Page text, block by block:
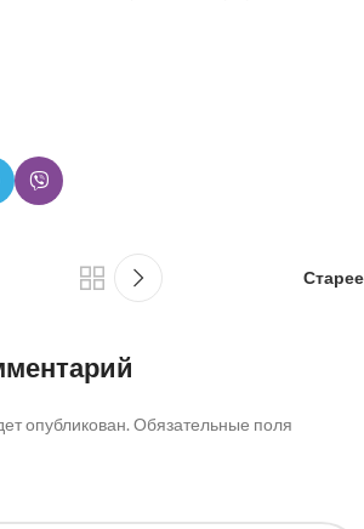
Старее
опубликован. Обязательные поля